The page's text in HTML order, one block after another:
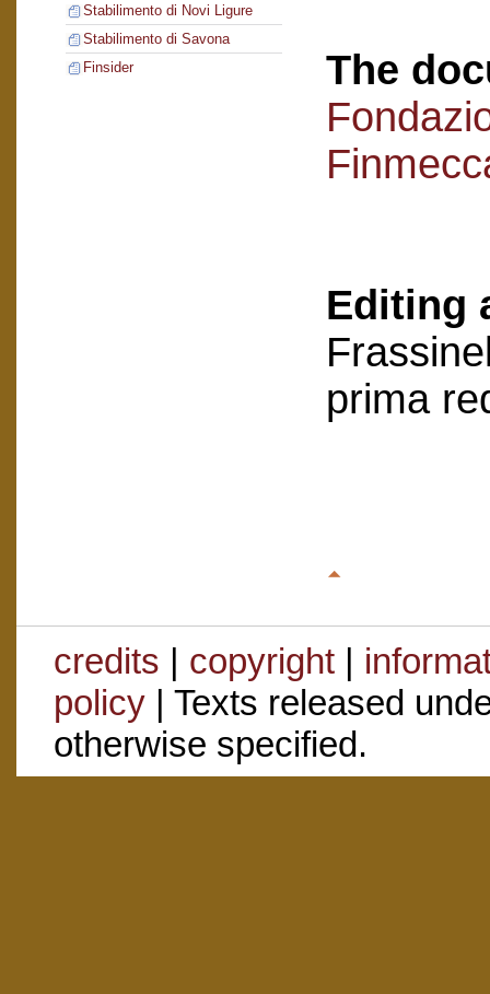
Stabilimento di Novi Ligure
Stabilimento di Savona
Finsider
The
Editing
prima
credits | copyright|
policy| Texts released
otherwise specified.